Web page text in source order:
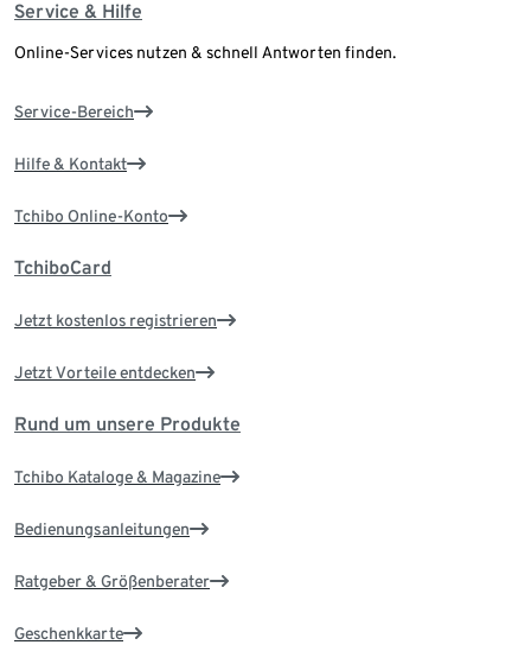
Service & Hilfe
Online-Services nutzen & schnell Antworten finden.
Service-Bereich
Hilfe & Kontakt
Tchibo Online-Konto
TchiboCard
Jetzt kostenlos registrieren
Jetzt Vorteile entdecken
Rund um unsere Produkte
Tchibo Kataloge & Magazine
Bedienungsanleitungen
Ratgeber & Größenberater
Geschenkkarte